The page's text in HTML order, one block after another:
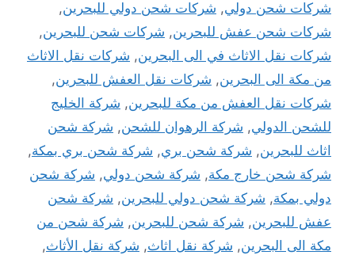
شركات شحن دولي, شركات شحن دولي للبحرين,
شركات شحن عفش للبحرين, شركات شحن للبحرين,
شركات نقل الاثاث في الى البحرين, شركات نقل الاثاث
من مكة الى البحرين, شركات نقل العفش للبحرين,
شركات نقل العفش من مكة للبحرين, شركة الخليج
للشحن الدولي, شركة الرهوان للشحن, شركة شحن
اثاث للبحرين, شركة شحن بري, شركة شحن بري بمكة,
شركة شحن خارج مكة, شركة شحن دولي, شركة شحن
دولي بمكة, شركة شحن دولي للبحرين, شركة شحن
عفش للبحرين, شركة شحن للبحرين, شركة شحن من
مكة الى البحرين, شركة نقل اثاث, شركة نقل الأثاث,